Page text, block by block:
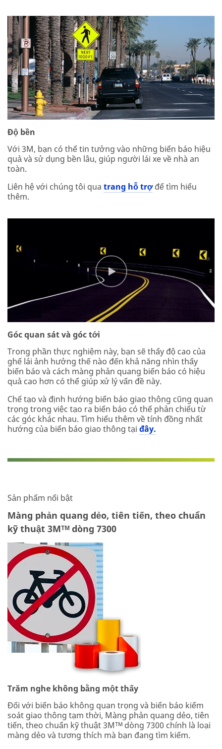
Độ bền
Với 3M, bạn có thể tin tưởng vào những biển báo hiệu
quả và sử dụng bền lâu, giúp người lái xe về nhà an
toàn.
Liên hệ với chúng tôi qua trang hỗ trợđể tìm hiểu
thêm.
Góc quan sát và góc tới
Trong phần thực nghiệm này, bạn sẽ thấy độ cao của
ghế lái ảnh hưởng thế nào đến khả năng nhìn thấy
biển báo và cách màng phản quang biển báo có hiệu
quả cao hơn có thể giúp xử lý vấn đề này.
Chế tạo và định hướng biển báo giao thông cũng quan
trọng trong việc tạo ra biển báo có thể phản chiếu từ
các góc khác nhau. Tìm hiểu thêm về tính đồng nhất
hướng của biển báo giao thông tại đây.
Sản phẩm nổi bật
Màng phản quang dẻo, tiên tiến, theo chuẩn
kỹ thuật 3Mᵀᴹ dòng 7300
Trăm nghe không bằng một thấy
Đối với biển báo không quan trọng và biển báo kiểm
soát giao thông tạm thời, Màng phản quang dẻo, tiên
tiến, theo chuẩn kỹ thuật 3Mᵀᴹ dòng 7300 chính là loại
màng dẻo và tương thích mà bạn đang tìm kiếm.